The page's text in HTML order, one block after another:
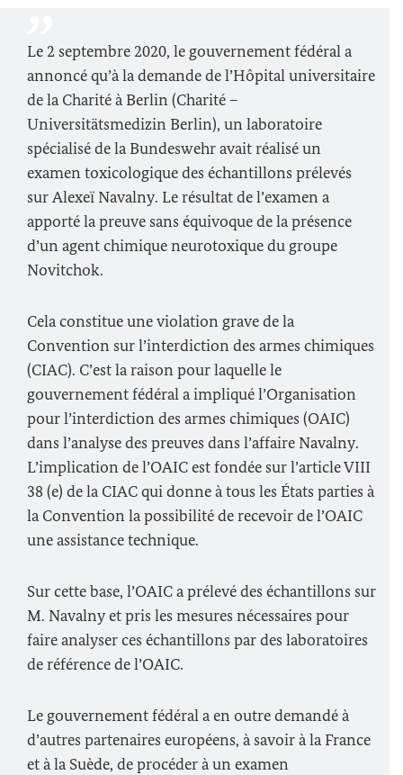
Le 2 septembre 2020, le gouvernement fédéral a
annoncé qu’à la demande de l’Hôpital universitaire
de la Charité à Berlin (Charité –
Universitätsmedizin Berlin), un laboratoire
spécialisé de la Bundeswehravait réalisé un
examen toxicologique des échantillons prélevés
surAlexeï Navalny. Le résultat de l’examen a
apporté la preuve sans équivoque de la présence
d’un agent chimique neurotoxique du groupe
Novitchok.
Cela constitue une violation grave de la
Convention sur l’interdiction des armes chimiques
(CIAC). C’est la raison pour laquelle le
gouvernement fédéral a impliqué l’Organisation
pour l’interdiction des armes chimiques (OAIC)
dans l’analyse des preuves dans l’affaire Navalny.
L’implication de l’OAIC est fondée sur l’article VIII
38 (e) de la CIAC qui donne à tous les États parties à
la Convention la possibilité de recevoir de l’OAIC
une assistance technique.
Sur cette base, l’OAIC a prélevé des échantillons sur
M. Navalnyet pris les mesures nécessaires pour
faire analyser ces échantillons par des laboratoires
de référence de l’OAIC.
Le gouvernement fédéral a en outre demandé à
d’autres partenaires européens, à savoir à la France
et à la Suède, de procéder à un examen